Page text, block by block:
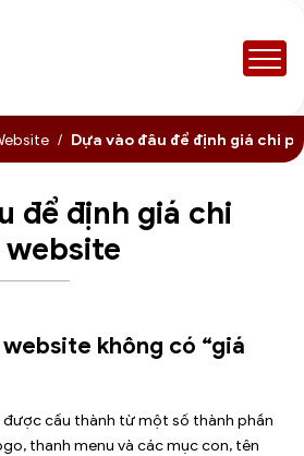
Dựa vào đâu để định giá chi
để định giá chi
không có “giá
cấu thành từ một số thành phần
thanh menu và các mục con, tên